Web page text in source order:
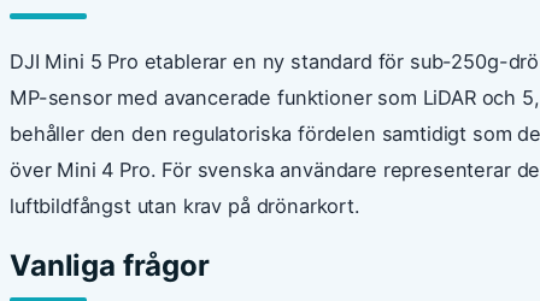
DJI Mini 5 Pro etablerar en ny standard för sub-250g-
MP-sensor med avancerade funktioner som LiDAR och
behåller den den regulatoriska fördelen samtidigt som
över Mini 4 Pro. För svenska användare representerar
luftbildfångst utan krav på drönarkort.
Vanliga frågor